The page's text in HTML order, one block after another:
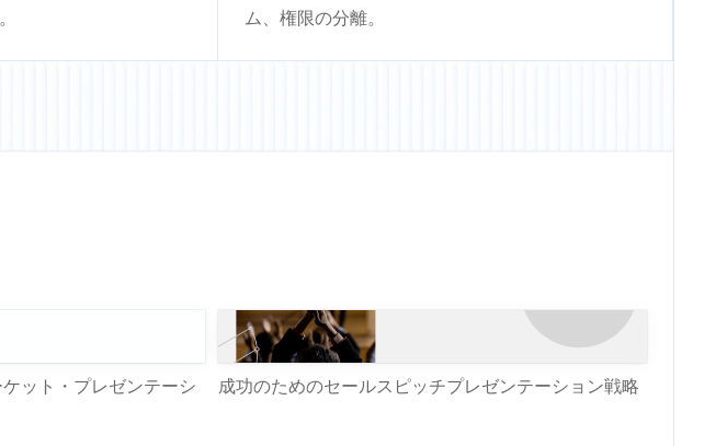
ム、権限の分離。
ット・プレゼンテーシ
成功のためのセールスピッチプレゼンテーション戦略